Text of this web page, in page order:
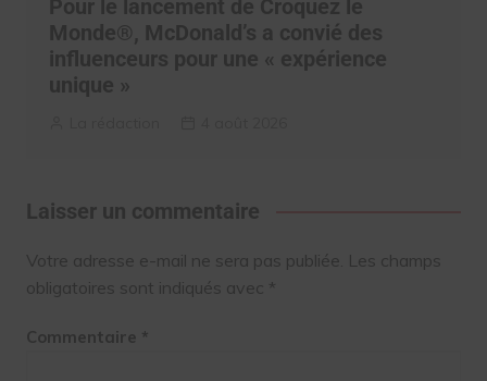
Pour le lancement de Croquez le
Monde®, McDonald’s a convié des
influenceurs pour une « expérience
unique »
Laisser un commentaire
Votre adresse e-mail ne sera pas publiée. Les champs
obligatoires sont indiqués avec *
Commentaire *